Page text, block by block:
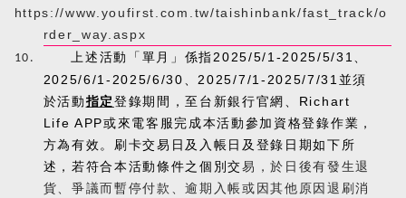
https://www.youfirst.com.tw/taishinbank/fast_track/o
rder_way.aspx
10. 上述活動「單月」係指2025/5/1-2025/5/31、
2025/6/1-2025/6/30、2025/7/1-2025/7/31並須
於活動指定登錄期間，至台新銀行官網、 Richart
Life APP或來電客服完成本活動參加資格登錄作業，
方為有效。刷卡交易日及入帳日及登錄日期如下所
述，若符合本活動條件之個別交易，於日後有發生退
貨、爭議而暫停付款、逾期入帳或因其他原因退刷消